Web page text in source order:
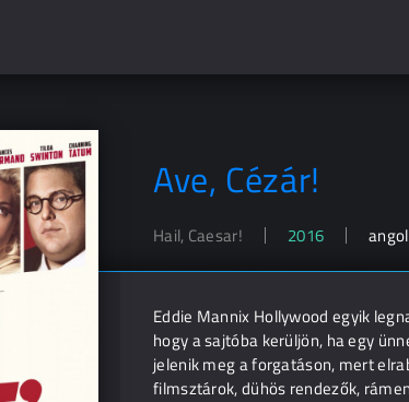
Ave, Cézár!
Hail, Caesar! 2016
Eddie Mannix Hollywood egyik
hogy a sajtóba kerüljön, ha egy
jelenik meg a forgatáson, mert
filmsztárok, dühös rendezők,